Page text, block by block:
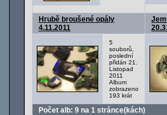
Hrubě broušené opály
4.11.2011
5
souborů,
poslední
přidán 21.
Listopad
2011
Album
zobrazeno
193 krát
Počet alb: 9 na 1 stránce(kách)